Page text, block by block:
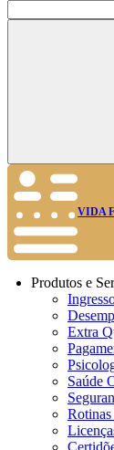
VIDA
Produtos e
Extra
Saúde